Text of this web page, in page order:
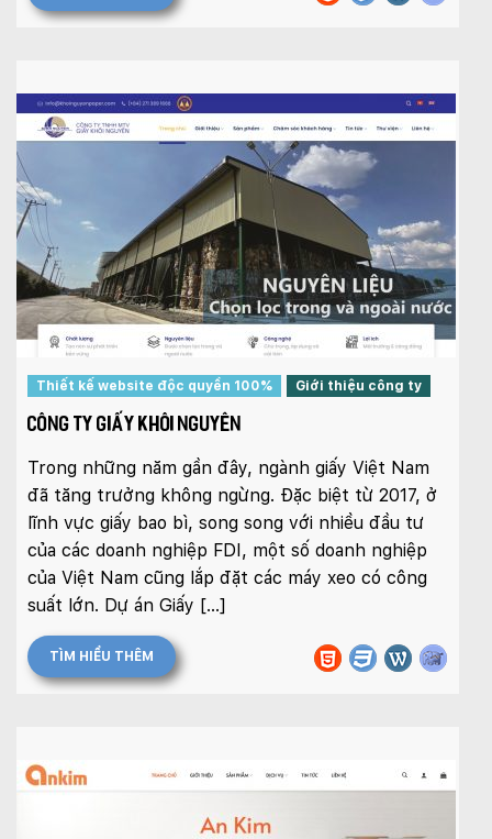
Thiết kế website độc quyền 100% Giới thiệu công ty
CÔNG TY GIẤY KHÔI NGUYÊN
Trong những năm gần đây, ngành giấy Việt Nam
đã tăng trưởng không ngừng. Đặc biệt từ 2017, ở
lĩnh vực giấy bao bì, song song với nhiều đầu tư
của các doanh nghiệp FDI, một số doanh nghiệp
của Việt Nam cũng lắp đặt các máy xeo có công
suất lớn. Dự án Giấy […]
TÌM HIỂU THÊM